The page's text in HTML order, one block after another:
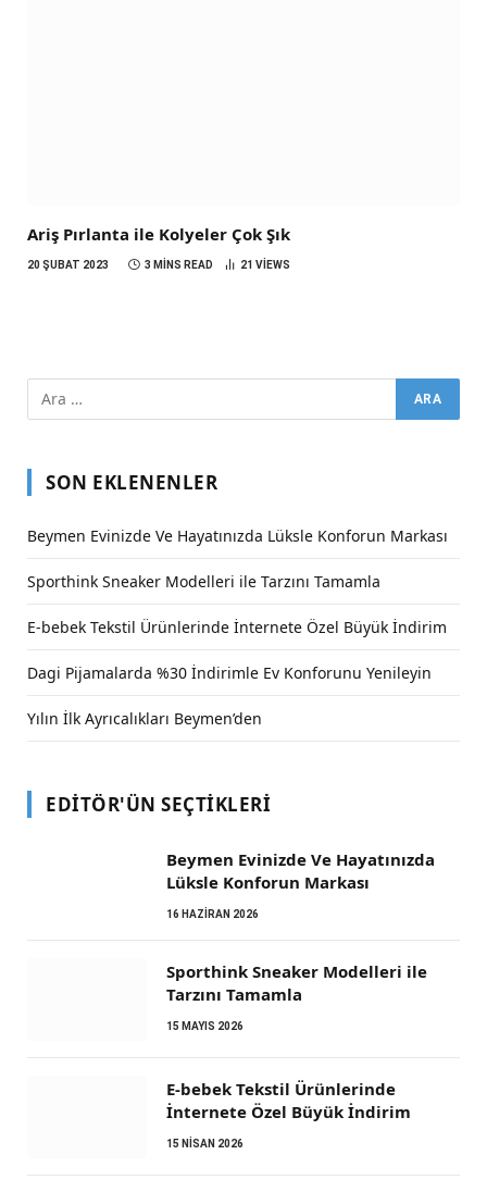
Ariş Pırlanta ile Kolyeler Çok Şık
20 ŞUBAT 2023 3 MINS READ 21 VIEWS
SON EKLENENLER
Beymen Evinizde Ve Hayatınızda Lüksle Konforun Markası
Sporthink Sneaker Modelleri ile Tarzını Tamamla
E-bebek Tekstil Ürünlerinde İnternete Özel Büyük İndirim
Dagi Pijamalarda %30 İndirimle Ev Konforunu Yenileyin
Yılın İlk Ayrıcalıkları Beymen’den
EDITÖR'ÜN SEÇTIKLERI
Beymen Evinizde Ve Hayatınızda
Lüksle Konforun Markası
16 HAZIRAN 2026
Sporthink Sneaker Modelleri ile
Tarzını Tamamla
15 MAYIS 2026
E-bebek Tekstil Ürünlerinde
İnternete Özel Büyük İndirim
15 NISAN 2026